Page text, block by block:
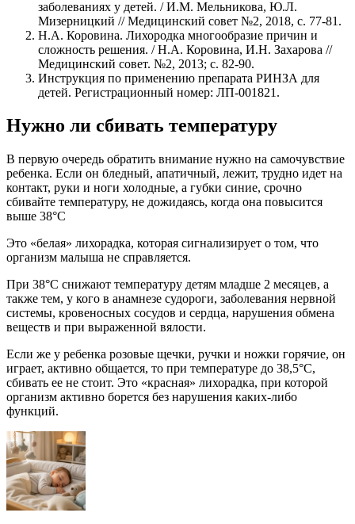
заболеваниях у детей. / И.М. Мельникова, Ю.Л.
Мизерницкий // Медицинский совет №2, 2018, с. 77-81.
Н.А. Коровина. Лихородка многообразие причин и
сложность решения. / Н.А. Коровина, И.Н. Захарова //
Медицинский совет. №2, 2013; с. 82-90.
Инструкция по применению препарата РИНЗА для
детей. Регистрационный номер: ЛП-001821.
Нужно ли сбивать температуру
В первую очередь обратить внимание нужно на самочувствие
ребенка. Если он бледный, апатичный, лежит, трудно идет на
контакт, руки и ноги холодные, а губки синие, срочно
сбивайте температуру, не дожидаясь, когда она повысится
выше 38°C
Это «белая» лихорадка, которая сигнализирует о том, что
организм малыша не справляется.
При 38°C снижают температуру детям младше 2 месяцев, а
также тем, у кого в анамнезе судороги, заболевания нервной
системы, кровеносных сосудов и сердца, нарушения обмена
веществ и при выраженной вялости.
Если же у ребенка розовые щечки, ручки и ножки горячие, он
играет, активно общается, то при температуре до 38,5°C,
сбивать ее не стоит. Это «красная» лихорадка, при которой
организм активно борется без нарушения каких-либо
функций.